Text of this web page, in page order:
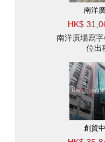
南洋
HK$
南洋廣場寫
位出
創貿